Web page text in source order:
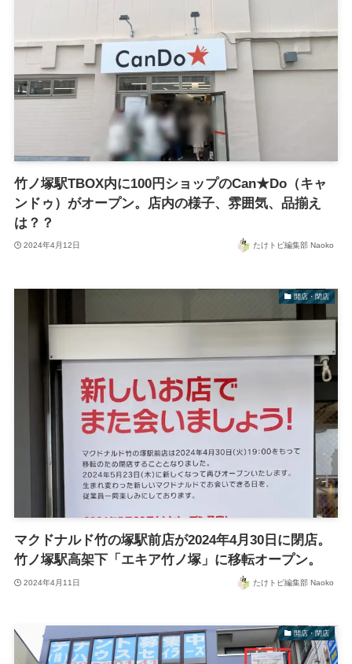
竹ノ塚駅TBOX内に100円ショップのCan★Do（キャ
ンドゥ）がオープン。店内の様子、雰囲気、品揃え
は？？
2024年4月12日 たけトピ編集部 Naoko
開店・閉店
マクドナルド竹の塚駅前店が2024年4月30日に閉店。
竹ノ塚駅高架下「エキア竹ノ塚」に移転オープン。
2024年4月11日 たけトピ編集部 Naoko
開店・閉店